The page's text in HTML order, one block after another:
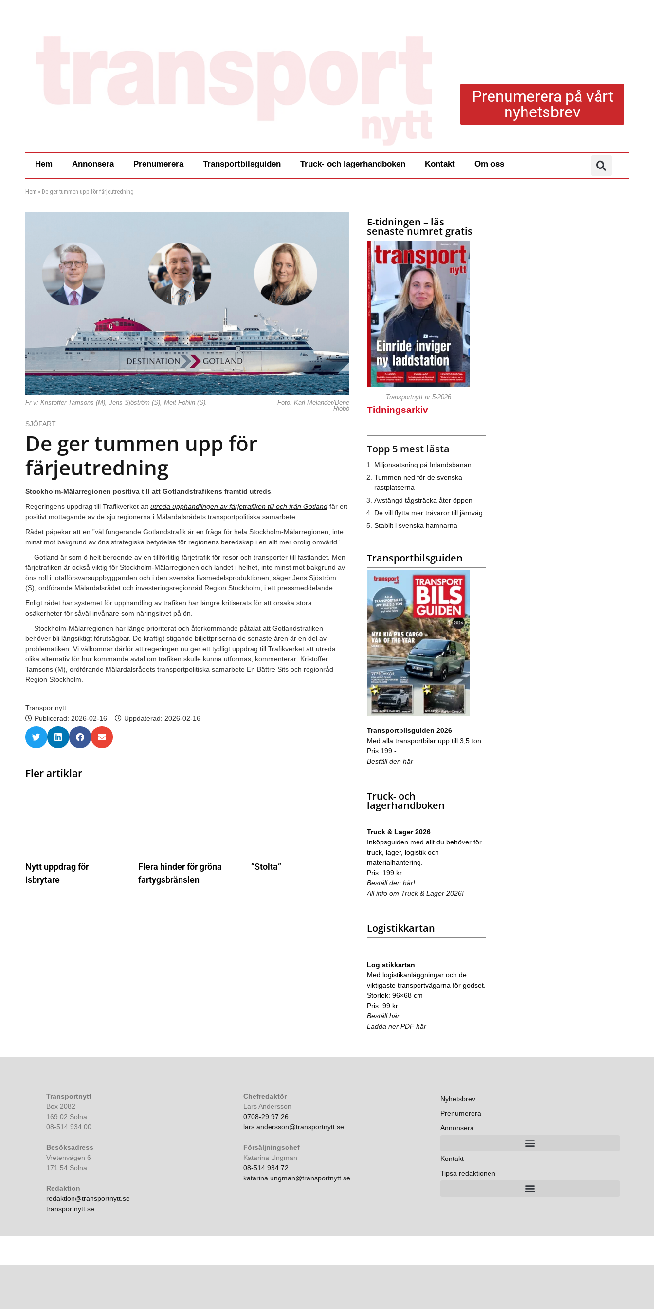
Prenumerera på vårt
nyhetsbrev
Hem Annonsera Prenumerera Transportbilsguiden Truck- och lagerhandboken Kontakt Om oss
Hem » De ger tummen upp för färjeutredning
Fr v: Kristoffer Tamsons (M), Jens Sjöström (S), Meit Fohlin (S).
Foto: Karl Melander/Bene
Riobó
SJÖFART
De ger tummen upp för
färjeutredning
Stockholm-Mälarregionen positiva till att Gotlandstrafikens framtid utreds.
Regeringens uppdrag till Trafikverket att utreda upphandlingen av färjetrafiken till och från Gotland får ett
positivt mottagande av de sju regionerna i Mälardalsrådets transportpolitiska samarbete.
Rådet påpekar att en ”väl fungerande Gotlandstrafik är en fråga för hela Stockholm-Mälarregionen, inte
minst mot bakgrund av öns strategiska betydelse för regionens beredskap i en allt mer orolig omvärld”.
— Gotland är som ö helt beroende av en tillförlitlig färjetrafik för resor och transporter till fastlandet. Men
färjetrafiken är också viktig för Stockholm-Mälarregionen och landet i helhet, inte minst mot bakgrund av
öns roll i totalförsvarsuppbygganden och i den svenska livsmedelsproduktionen, säger Jens Sjöström
(S), ordförande Mälardalsrådet och investeringsregionråd Region Stockholm, i ett pressmeddelande.
Enligt rådet har systemet för upphandling av trafiken har längre kritiserats för att orsaka stora
osäkerheter för såväl invånare som näringslivet på ön.
— Stockholm-Mälarregionen har länge prioriterat och återkommande påtalat att Gotlandstrafiken
behöver bli långsiktigt förutsägbar. De kraftigt stigande biljettpriserna de senaste åren är en del av
problematiken. Vi välkomnar därför att regeringen nu ger ett tydligt uppdrag till Trafikverket att utreda
olika alternativ för hur kommande avtal om trafiken skulle kunna utformas, kommenterar Kristoffer
Tamsons (M), ordförande Mälardalsrådets transportpolitiska samarbete En Bättre Sits och regionråd
Region Stockholm.
Transportnytt
Publicerad: 2026-02-16 Uppdaterad: 2026-02-16
Fler artiklar
Nytt uppdrag för
isbrytare
Flera hinder för gröna
fartygsbränslen
”Stolta”
E-tidningen – läs
senaste numret gratis
Transportnytt nr 5-2026
Tidningsarkiv
Topp 5 mest lästa
Miljonsatsning på Inlandsbanan
Tummen ned för de svenska
rastplatserna
Avstängd tågsträcka åter öppen
De vill flytta mer trävaror till järnväg
Stabilt i svenska hamnarna
Transportbilsguiden
Transportbilsguiden 2026
Med alla transportbilar upp till 3,5 ton
Pris 199:-
Beställ den här
Truck- och
lagerhandboken
Truck & Lager 2026
Inköpsguiden med allt du behöver för
truck, lager, logistik och
materialhantering.
Pris: 199 kr.
Beställ den här!
All info om Truck & Lager 2026!
Logistikkartan
Logistikkartan
Med logistikanläggningar och de
viktigaste transportvägarna för godset.
Storlek: 96×68 cm
Pris: 99 kr.
Beställ här
Ladda ner PDF här
Transportnytt
Box 2082
169 02 Solna
08-514 934 00
Besöksadress
Vretenvägen 6
171 54 Solna
Redaktion
redaktion@transportnytt.se
transportnytt.se
Chefredaktör
Lars Andersson
0708-29 97 26
lars.andersson@transportnytt.se
Försäljningschef
Katarina Ungman
08-514 934 72
katarina.ungman@transportnytt.se
Nyhetsbrev
Prenumerera
Annonsera
Kontakt
Tipsa redaktionen